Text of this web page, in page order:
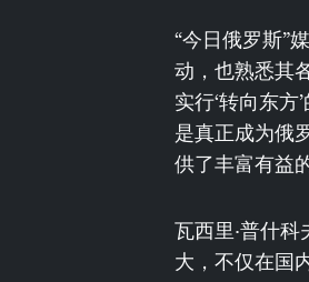
“今日俄罗斯”
动，也熟悉其
实行‘转向东方
是真正成为俄
供了丰富有益
瓦西里·普什
大，不仅在国